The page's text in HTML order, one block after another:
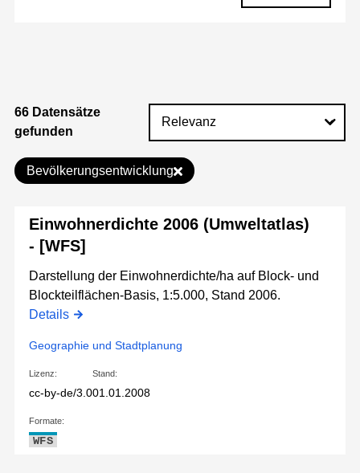
66 Datensätze
gefunden
Bevölkerungsentwicklung
Einwohnerdichte 2006 (Umweltatlas)
- [WFS]
Darstellung der Einwohnerdichte/ha auf Block- und
Blockteilflächen-Basis, 1:5.000, Stand 2006.
Details
Geographie und Stadtplanung
Lizenz:
cc-by-de/3.0
Stand:
01.01.2008
Formate:
WFS